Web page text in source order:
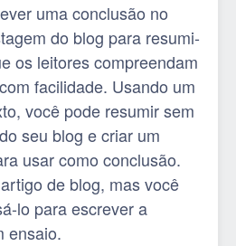
uma conclusão no
do blog para resumi-
os leitores compreendam
facilidade. Usando um
você pode resumir sem
seu blog e criar um
usar como conclusão.
de blog, mas você
lo para escrever a
ensaio.